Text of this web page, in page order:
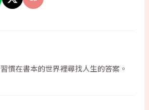
慣在書本的世界裡尋找人生的答案。